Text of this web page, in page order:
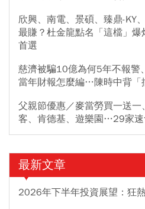
欣興、南電、景碩、臻鼎-KY
最賺？杜金龍點名「這檔」
首選
慈濟被騙10億為何5年不報警
當年財報怎麼編…陳時中背「
父親節優惠／麥當勞買一送
客、肯德基、遊樂園…29家
最新文章
2026年下半年投資展望：狂